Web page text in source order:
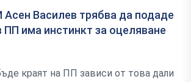
Асен Василев трябва да подаде
ПП има инстинкт за оцеляване
краят на ПП зависи от това дали